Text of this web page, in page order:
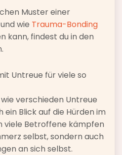
Muster einer
und wie Trauma-Bonding
kann, findest du in den
Untreue für viele so
verschieden Untreue
ein Blick auf die Hürden im
viele Betroffene kämpfen
selbst, sondern auch
an sich selbst.